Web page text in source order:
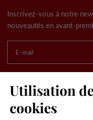
Inscrivez-vous à notre
nouveautés en avant-
E-mail
Utilisation
cookies